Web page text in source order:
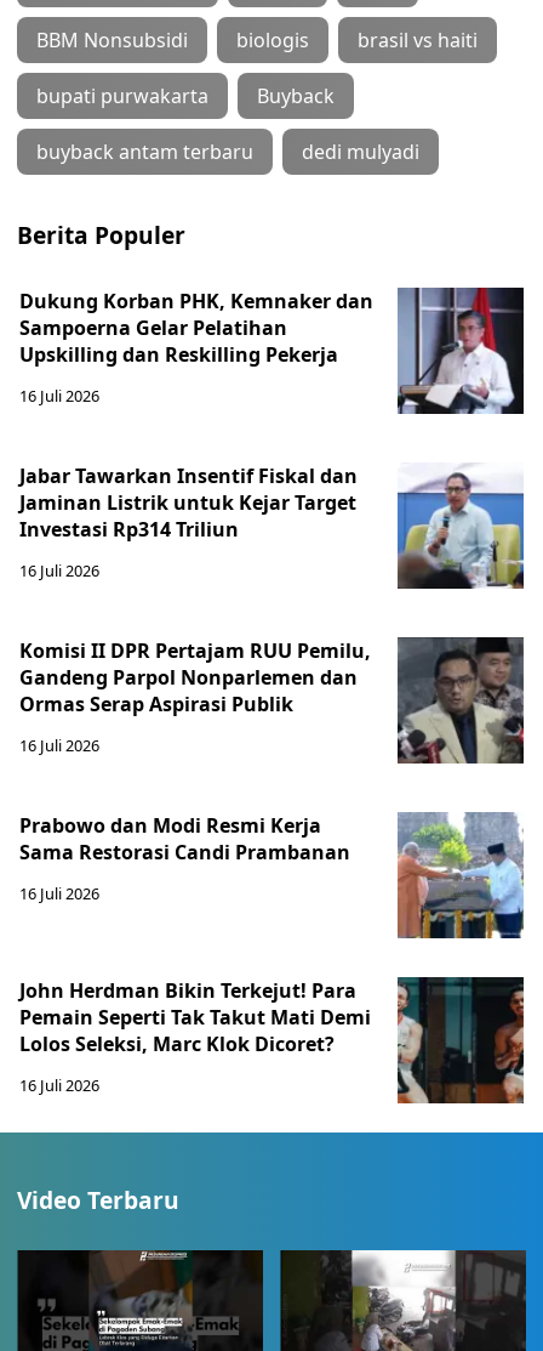
BBM Nonsubsidi biologis brasil vs haiti
bupati purwakarta Buyback
buyback antam terbaru dedi mulyadi
Berita Populer
Dukung Korban PHK, Kemnaker dan
Sampoerna Gelar Pelatihan
Upskilling dan Reskilling Pekerja
16 Juli 2026
Jabar Tawarkan Insentif Fiskal dan
Jaminan Listrik untuk Kejar Target
Investasi Rp314 Triliun
16 Juli 2026
Komisi II DPR Pertajam RUU Pemilu,
Gandeng Parpol Nonparlemen dan
Ormas Serap Aspirasi Publik
16 Juli 2026
Prabowo dan Modi Resmi Kerja
Sama Restorasi Candi Prambanan
16 Juli 2026
John Herdman Bikin Terkejut! Para
Pemain Seperti Tak Takut Mati Demi
Lolos Seleksi, Marc Klok Dicoret?
16 Juli 2026
Video Terbaru